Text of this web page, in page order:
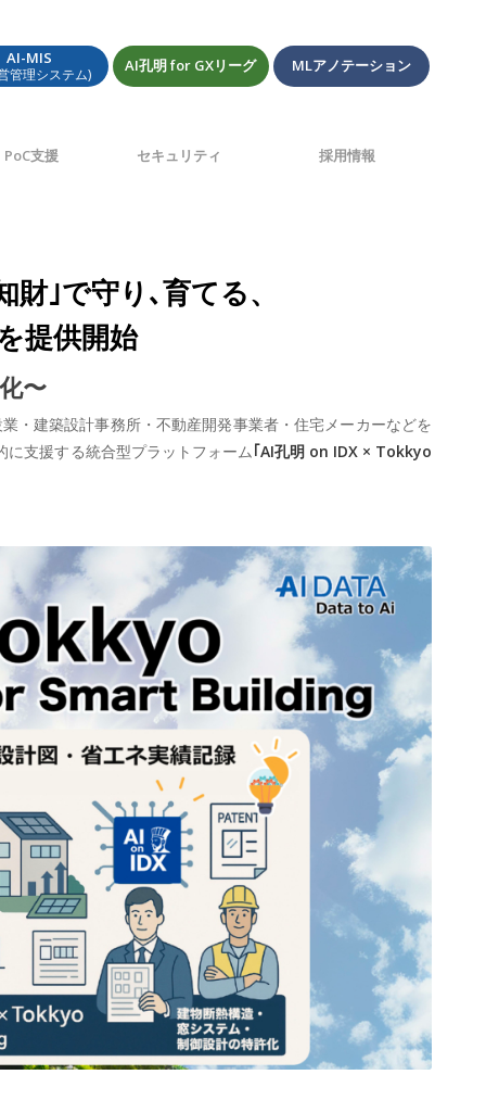
AI-MIS
管理システム) AI孔明 for GXリーグ MLアノテーション
支援 セキュリティ 採用情報
｣で守り､育てる、
提供開始
〜
・建築設計事務所・不動産開発事業者・住宅メーカーなどを
支援する統合型プラットフォーム｢AI孔明 on IDX × Tokkyo